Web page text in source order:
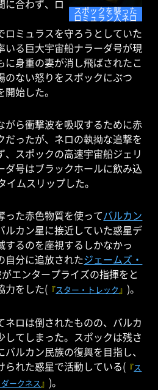
スポックを襲った
ロミュラン人ネロ
に合わず、ロ
ロミュラスを守ろうとしていた
いる巨大宇宙船ナラーダ号が現
に身重の妻が消し飛ばされたこ
のない怒りをスポックにぶつ
始した。
がら衝撃波を吸収するために赤
だったが、ネロの執拗な追撃を
、スポックの高速宇宙船ジェリ
ダ号はブラックホールに飲み込
ムスリップした。
った赤色物質を使ってバルカン
ルカン星に接近していた惑星デ
するのを座視するしかなかっ
自分に追放されたジェームズ・
エンタープライズの指揮をと
力をした( 『スター・トレック』)。
ネロは倒されたものの、バルカ
してしまった。スポックは残さ
ルカン民族の復興を目指し、
られた惑星で活動している( 『ス
ークネス 』)。